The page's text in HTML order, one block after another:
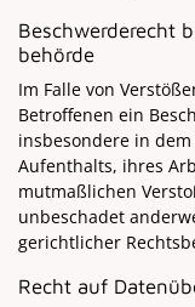
Beschwerde­recht
behörde
Im Falle von
Betroffenen ein
insbesondere in
Aufenthalts, ihres
mutmaßlichen
unbeschadet
gerichtlicher
Recht auf